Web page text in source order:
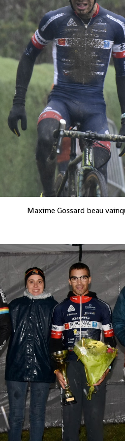
Maxime Gossard beau